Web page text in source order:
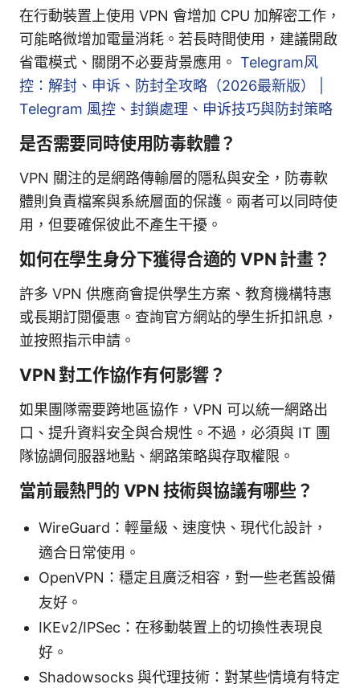
在行動裝置上使用 VPN 會增加 CPU 加解密工作，
可能略微增加電量消耗。若長時間使用，建議開啟
省電模式、關閉不必要背景應用。 Telegram风
控：解封、申诉、防封全攻略（2026最新版） |
Telegram 風控、封鎖處理、申诉技巧與防封策略
是否需要同時使用防毒軟體？
VPN 關注的是網路傳輸層的隱私與安全，防毒軟
體則負責檔案與系統層面的保護。兩者可以同時使
用，但要確保彼此不產生干擾。
如何在學生身分下獲得合適的 VPN 計畫？
許多 VPN 供應商會提供學生方案、教育機構特惠
或長期訂閱優惠。查詢官方網站的學生折扣訊息，
並按照指示申請。
VPN 對工作協作有何影響？
如果團隊需要跨地區協作，VPN 可以統一網路出
口、提升資料安全與合規性。不過，必須與 IT 團
隊協調伺服器地點、網路策略與存取權限。
當前最熱門的 VPN 技術與協議有哪些？
WireGuard：輕量級、速度快、現代化設計，
適合日常使用。
OpenVPN：穩定且廣泛相容，對一些老舊設備
友好。
IKEv2/IPSec：在移動裝置上的切換性表現良
好。
Shadowsocks 與代理技術：對某些情境有特定